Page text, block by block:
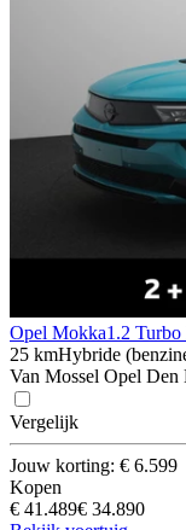
Opel Mokka1.2
25 kmHybride
Van Mossel Opel
Vergelijk
Jouw korting: € 6.599
Kopen
€ 41.489€ 34.890